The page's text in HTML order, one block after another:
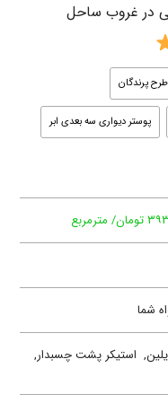
در غروب ساحل
پرندگان
پوستر دیواری سه بعدی ابر
مترمربع
شما
استیکر پشت چسبدار,